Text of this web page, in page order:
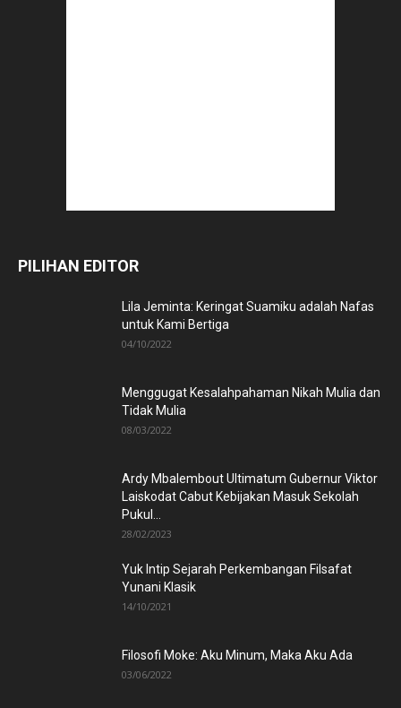
PILIHAN EDITOR
Lila Jeminta: Keringat Suamiku adalah Nafas
untuk Kami Bertiga
04/10/2022
Menggugat Kesalahpahaman Nikah Mulia dan
Tidak Mulia
08/03/2022
Ardy Mbalembout Ultimatum Gubernur Viktor
Laiskodat Cabut Kebijakan Masuk Sekolah
Pukul...
28/02/2023
Yuk Intip Sejarah Perkembangan Filsafat
Yunani Klasik
14/10/2021
Filosofi Moke: Aku Minum, Maka Aku Ada
03/06/2022